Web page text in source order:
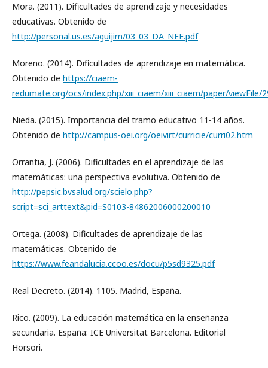
Mora. (2011). Dificultades de aprendizaje y necesidades
educativas. Obtenido de
http://personal.us.es/aguijim/03_03_DA_NEE.pdf
Moreno. (2014). Dificultades de aprendizaje en matemática.
Obtenido de https://ciaem-
redumate.org/ocs/index.php/xiii_ciaem/xiii_ciaem/paper/viewFile/
Nieda. (2015). Importancia del tramo educativo 11-14 años.
Obtenido de http://campus-oei.org/oeivirt/curricie/curri02.htm
Orrantia, J. (2006). Dificultades en el aprendizaje de las
matemáticas: una perspectiva evolutiva. Obtenido de
http://pepsic.bvsalud.org/scielo.php?
script=sci_arttext&pid=S0103-84862006000200010
Ortega. (2008). Dificultades de aprendizaje de las
matemáticas. Obtenido de
https://www.feandalucia.ccoo.es/docu/p5sd9325.pdf
Real Decreto. (2014). 1105. Madrid, España.
Rico. (2009). La educación matemática en la enseñanza
secundaria. España: ICE Universitat Barcelona. Editorial
Horsori.